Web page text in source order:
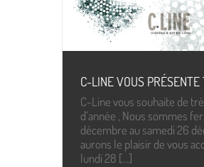
C-LINE VOUS
C-Line vous souhaite de
d’année , Nous sommes
décembre au samedi 26
aurons le plaisir de vous
lundi 28 [...]